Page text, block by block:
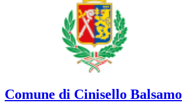
Comune di Cinisello Balsamo